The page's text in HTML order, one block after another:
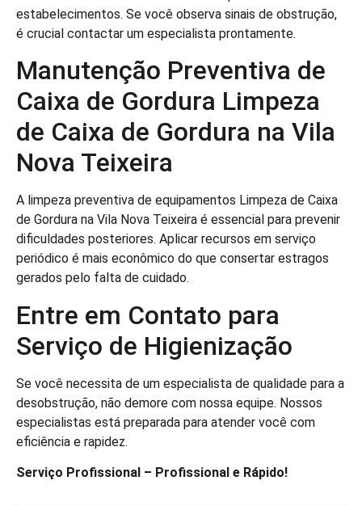
estabelecimentos. Se você observa sinais de obstrução,
é crucial contactar um especialista prontamente.
Manutenção Preventiva de
Caixa de Gordura Limpeza
de Caixa de Gordura na Vila
Nova Teixeira
A limpeza preventiva de equipamentos Limpeza de Caixa
de Gordura na Vila Nova Teixeira é essencial para prevenir
dificuldades posteriores. Aplicar recursos em serviço
periódico é mais econômico do que consertar estragos
gerados pelo falta de cuidado.
Entre em Contato para
Serviço de Higienização
Se você necessita de um especialista de qualidade para a
desobstrução, não demore com nossa equipe. Nossos
especialistas está preparada para atender você com
eficiência e rapidez.
Serviço Profissional – Profissional e Rápido!